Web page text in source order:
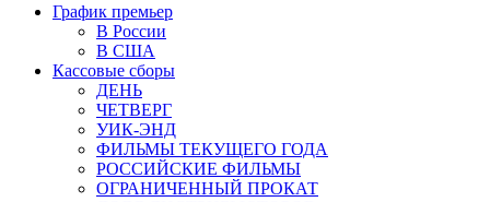
График премьер
В России
В США
Кассовые сборы
ДЕНЬ
ЧЕТВЕРГ
УИК-ЭНД
ФИЛЬМЫ ТЕКУЩЕГО ГОДА
РОССИЙСКИЕ ФИЛЬМЫ
ОГРАНИЧЕННЫЙ ПРОКАТ